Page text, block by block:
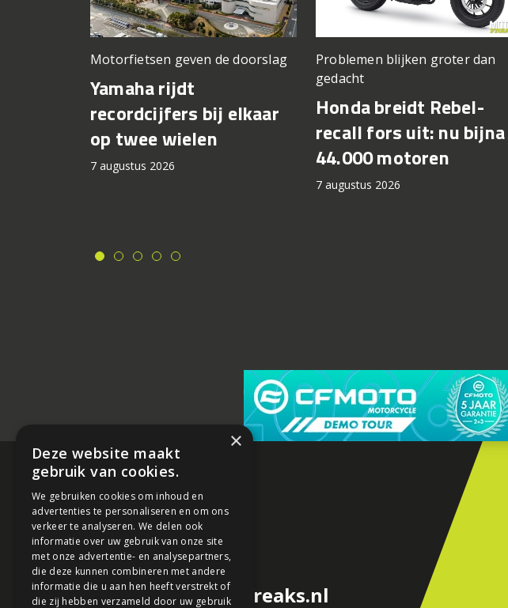
Motorfietsen geven de doorslag
Yamaha rijdt
recordcijfers bij elkaar
op twee wielen
7 augustus 2026
Problemen blijken groter dan
gedacht
Honda breidt Rebel-
recall fors uit: nu bijna
44.000 motoren
7 augustus 2026
redactie@motorfreaks.nl
×
Deze website maakt
gebruik van cookies.
We gebruiken cookies om inhoud en
advertenties te personaliseren en om ons
verkeer te analyseren. We delen ook
informatie over uw gebruik van onze site
met onze advertentie- en analysepartners,
die deze kunnen combineren met andere
informatie die u aan hen heeft verstrekt of
die zij hebben verzameld door uw gebruik